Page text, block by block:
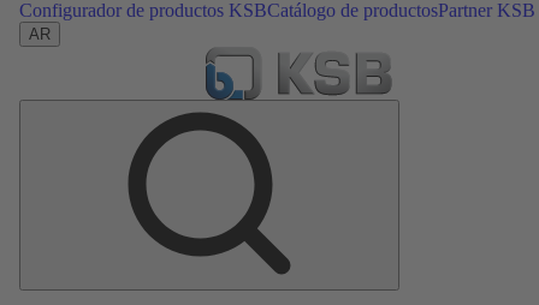
Configurador de productos KSBCatálogo de productosPartner KSB
AR